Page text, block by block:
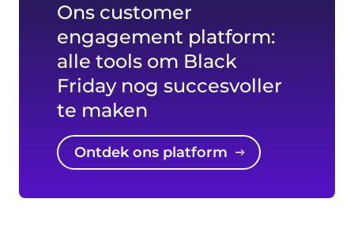
Ons customer
engagement platform:
alle tools om Black
Friday nog succesvoller
te maken
Ontdek ons platform